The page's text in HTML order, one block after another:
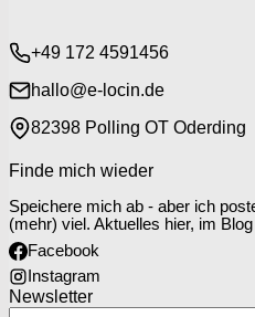
+49 172 4591456
hallo@e-locin.de
82398 Polling OT Oderding
Finde mich wieder
Speichere mich ab - aber ich
(mehr) viel. Aktuelles hier, im
Facebook
Instagram
Newsletter